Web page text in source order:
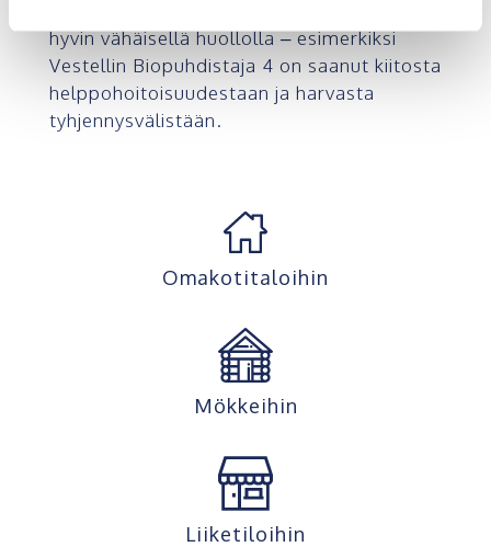
hyvin vähäisellä huollolla – esimerkiksi
Vestellin Biopuhdistaja 4 on saanut kiitosta
helppohoitoisuudestaan ja harvasta
tyhjennysvälistään.
Omakotitaloihin
Mökkeihin
Liiketiloihin